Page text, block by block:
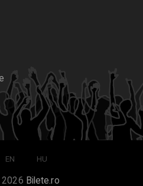
EN HU
Bilete.ro